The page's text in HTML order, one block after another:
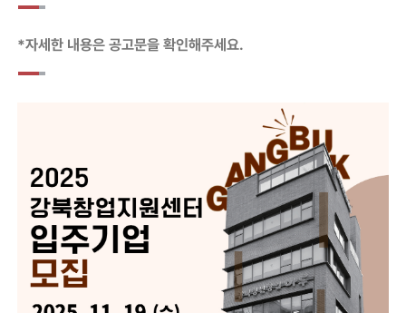
*자세한 내용은 공고문을 확인해주세요.